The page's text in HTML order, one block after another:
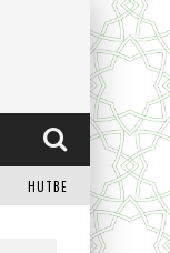
HUTBE